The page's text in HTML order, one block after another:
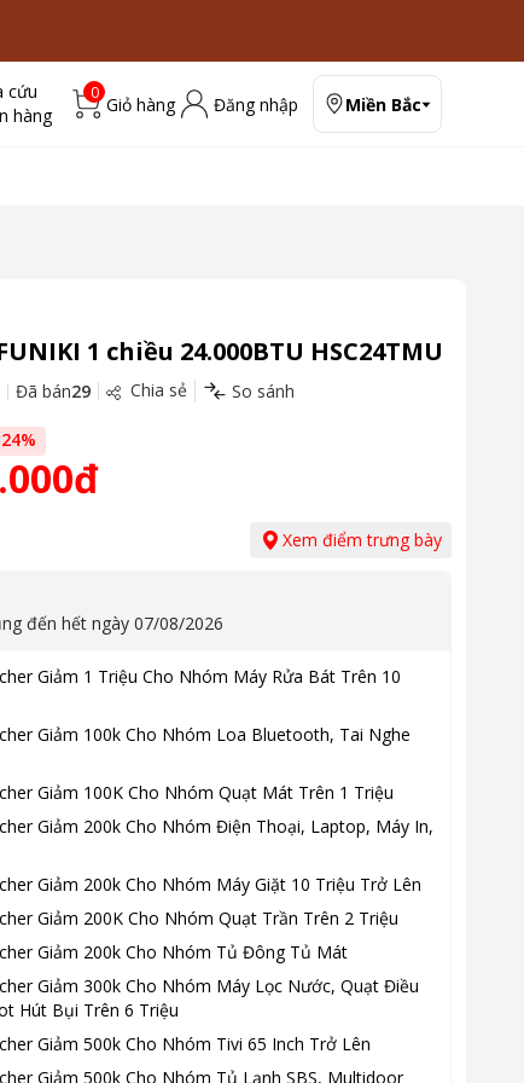
cứu
hàng
0
Giỏ hàng Đăng nhập Miền Bắc
1 chiều 24.000BTU HSC24TMU
Đã bán29 Chia sẻ So sánh
24%
Xem điểm trưng bày
đến hết ngày 07/08/2026
Giảm 1 Triệu Cho Nhóm Máy Rửa Bát Trên 10
Giảm 100k Cho Nhóm Loa Bluetooth, Tai Nghe
Giảm 100K Cho Nhóm Quạt Mát Trên 1 Triệu
Giảm 200k Cho Nhóm Điện Thoại, Laptop, Máy In,
Giảm 200k Cho Nhóm Máy Giặt 10 Triệu Trở Lên
Giảm 200K Cho Nhóm Quạt Trần Trên 2 Triệu
Giảm 200k Cho Nhóm Tủ Đông Tủ Mát
Giảm 300k Cho Nhóm Máy Lọc Nước, Quạt Điều
Hút Bụi Trên 6 Triệu
Giảm 500k Cho Nhóm Tivi 65 Inch Trở Lên
Giảm 500k Cho Nhóm Tủ Lạnh SBS, Multidoor